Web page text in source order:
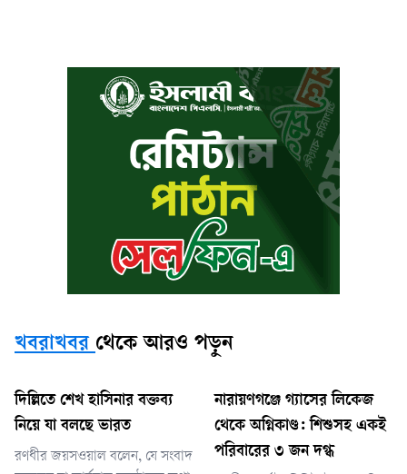
খবরাখবর থেকে আরও পড়ুন
দিল্লিতে শেখ হাসিনার বক্তব্য
নিয়ে যা বলছে ভারত
রণধীর জয়সওয়াল বলেন, যে সংবাদ
নারায়ণগঞ্জে গ্যাসের লিকেজ
থেকে অগ্নিকাণ্ড: শিশুসহ একই
পরিবারের ৩ জন দগ্ধ